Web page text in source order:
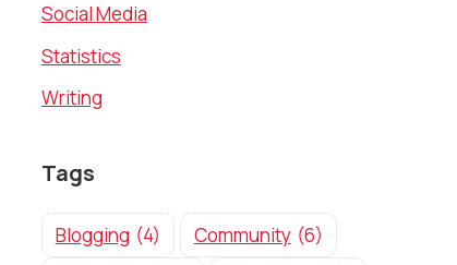
Social Media
Statistics
Writing
Tags
Blogging (4) Community (6)